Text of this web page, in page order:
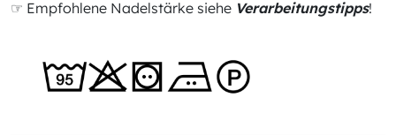
☞ Empfohlene Nadelstärke siehe Verarbeitungstipps!